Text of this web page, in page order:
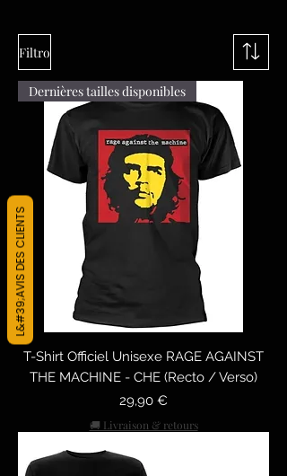
Filtro
Dernières tailles disponibles
T-Shirt Officiel Unisexe RAGE AGAINST
THE MACHINE - CHE (Recto / Verso)
Precio
29,90 €
🚚 Livraison & retours
L&#39;AVIS DES CLIENTS